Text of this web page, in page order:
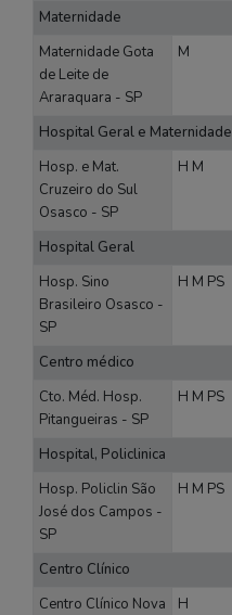
Maternidade
Maternidade Gota
de Leite de
Araraquara - SP
M
Hospital Geral e Maternidade
Hosp. e Mat.
Cruzeiro do Sul
Osasco - SP
H M
Hospital Geral
Hosp. Sino
Brasileiro Osasco -
SP
H M PS
Centro médico
Cto. Méd. Hosp.
Pitangueiras - SP
H M PS
Hospital, Policlinica
Hosp. Policlin São
José dos Campos -
SP
H M PS
Centro Clínico
Centro Clínico Nova
H